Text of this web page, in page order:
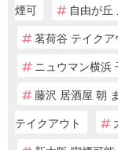
煙可
自由が丘
茗荷谷 テイクア
ニュウマン横浜
藤沢 居酒屋 朝
テイクアウト